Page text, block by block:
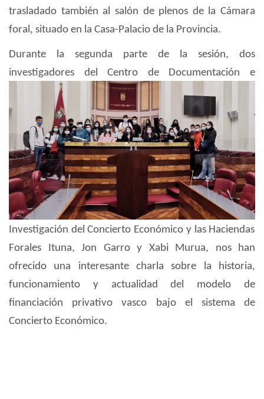
trasladado también al salón de plenos de la Cámara
foral, situado en la Casa-Palacio de la Provincia.
Durante la segunda parte de la sesión, dos
investigadores del Centro de Documentación e
Investigación del Concierto Económico y las Haciendas
Forales Ituna, Jon Garro y Xabi Murua, nos han
ofrecido una interesante charla sobre la historia,
funcionamiento y actualidad del modelo de
financiación privativo vasco bajo el sistema de
Concierto Económico.